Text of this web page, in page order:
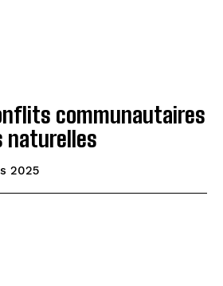
communautaires
naturelles
2025